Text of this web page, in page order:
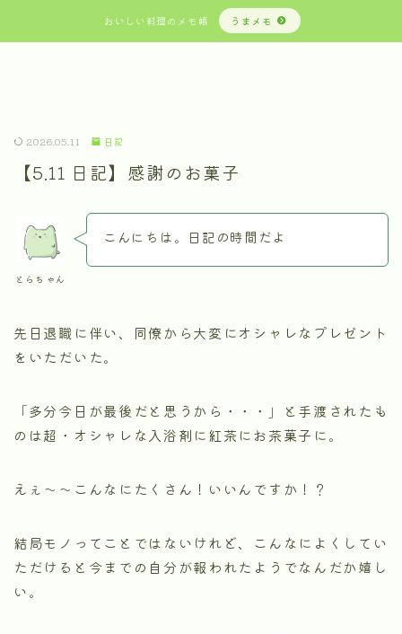
おいしい料理のメモ帳 うまメモ
2026.05.11 日記
【5.11 日記】感謝のお菓子
とらちゃん
こんにちは。日記の時間だよ
先日退職に伴い、同僚から大変にオシャレなプレゼント
をいただいた。
「多分今日が最後だと思うから・・・」と手渡されたも
のは超・オシャレな入浴剤に紅茶にお茶菓子に。
えぇ～～こんなにたくさん！いいんですか！？
結局モノってことではないけれど、こんなによくしてい
ただけると今までの自分が報われたようでなんだか嬉し
い。